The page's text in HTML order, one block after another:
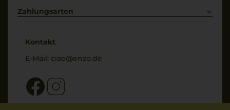
Bewertungs-Richtlinien
Zahlungsarten
Kontakt
E-Mail: ciao@enzo.de